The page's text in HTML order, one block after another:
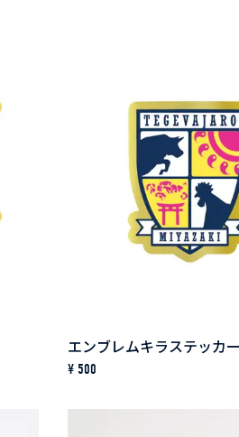
¥ 500